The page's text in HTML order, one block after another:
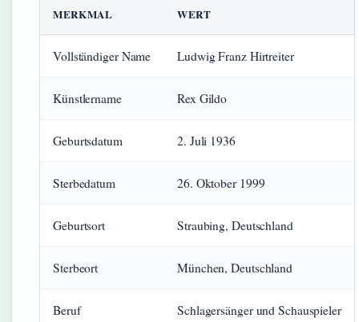
MERKMAL WERT
Vollständiger Name Ludwig Franz Hirtreiter
Künstlername Rex Gildo
Geburtsdatum 2. Juli 1936
Sterbedatum 26. Oktober 1999
Geburtsort Straubing, Deutschland
Sterbeort München, Deutschland
Beruf Schlagersänger und Schauspieler